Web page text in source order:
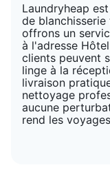
Laundryheap
de
offrons un
à l'adresse
clients peuvent
linge à la
livraison
nettoyage
aucune
rend les